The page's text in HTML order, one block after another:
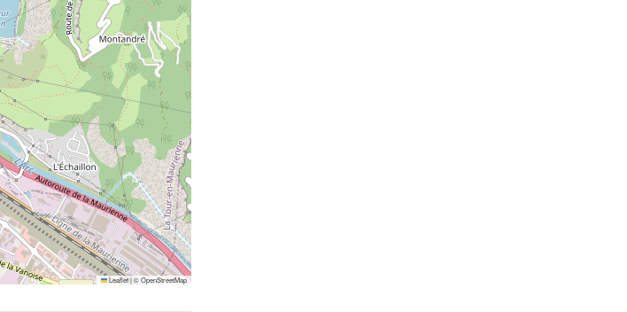
Leaflet|©OpenStreetMap